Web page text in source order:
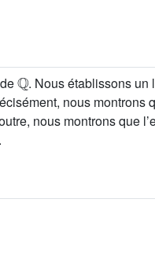
ℚ
. Nous établissons un
nous montrons
nous montrons que